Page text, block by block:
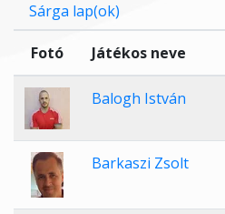
Sárga lap(ok)
Fotó Játékos neve
Balogh István
Barkaszi Zsolt